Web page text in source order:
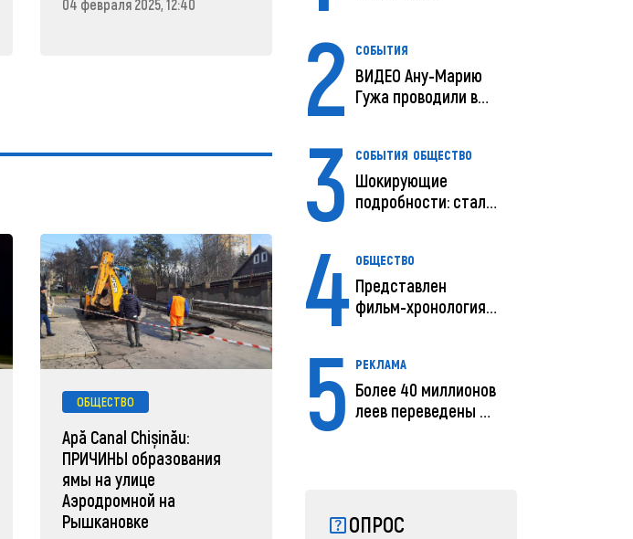
04 февраля 2025, 12:40
ОБЩЕСТВО
Apă Canal Chișinău:
ПРИЧИНЫ образования
ямы на улице
Аэродромной на
Рышкановке
2 СОБЫТИЯ
ВИДЕО Ану-Марию
Гужа проводили в
3 СОБЫТИЯ ОБЩЕСТВО
Шокирующие
подробности: стали
4 ОБЩЕСТВО
Представлен
фильм-хронология
5 РЕКЛАМА
Более 40 миллионов
леев переведены с
ОПРОС